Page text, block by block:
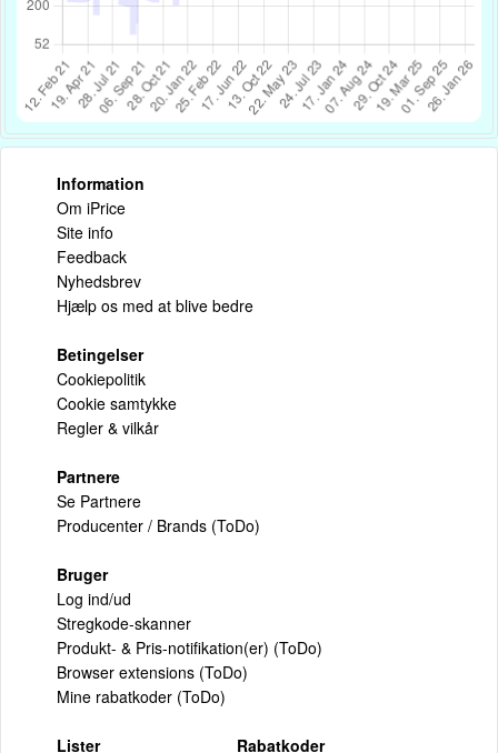
Information
Om iPrice
Site info
Feedback
Nyhedsbrev
Hjælp os med at blive bedre
Betingelser
Cookiepolitik
Cookie samtykke
Regler & vilkår
Partnere
Se Partnere
Producenter / Brands (ToDo)
Bruger
Log ind/ud
Stregkode-skanner
Produkt- & Pris-notifikation(er) (ToDo)
Browser extensions (ToDo)
Mine rabatkoder (ToDo)
Lister Rabatkoder